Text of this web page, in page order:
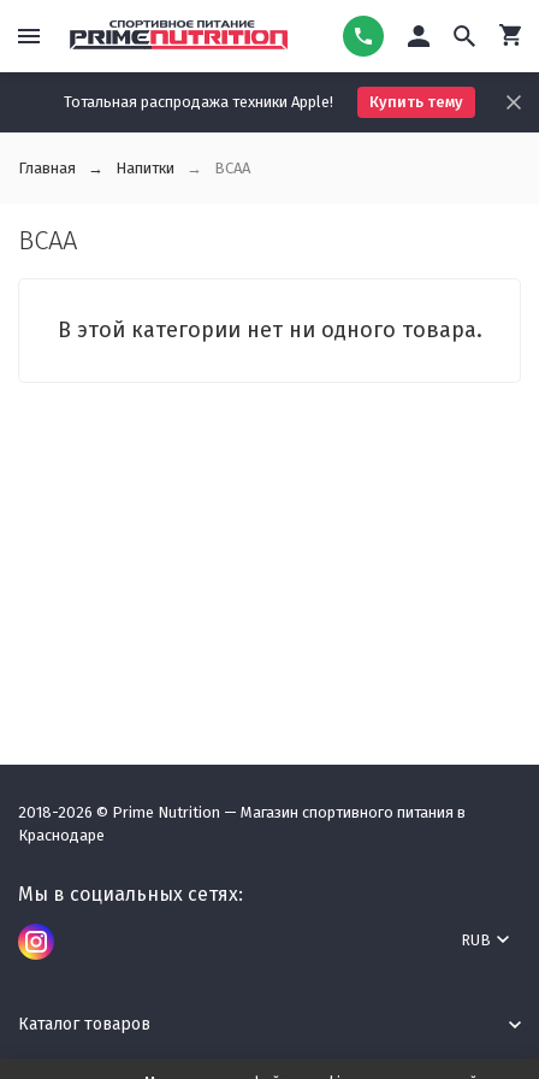
Тотальная распродажа техники Apple! Купить тему
Главная Напитки BCAA
BCAA
В этой категории нет ни одного товара.
2018-2026 © Prime Nutrition — Магазин спортивного питания в
Краснодаре
Мы в социальных сетях:
RUB
Каталог товаров